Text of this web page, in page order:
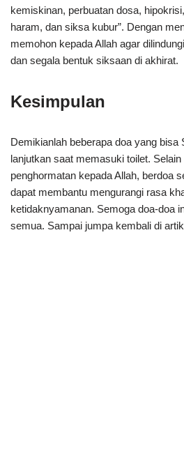
kemiskinan, perbuatan dosa,
haram, dan siksa kubur”. Dengan
memohon kepada Allah agar
dan segala bentuk siksaan di akhirat.
Kesimpulan
Demikianlah beberapa doa yang bisa
lanjutkan saat memasuki toilet.
penghormatan kepada Allah, berdoa
dapat membantu mengurangi rasa
ketidaknyamanan. Semoga doa-doa
semua. Sampai jumpa kembali di